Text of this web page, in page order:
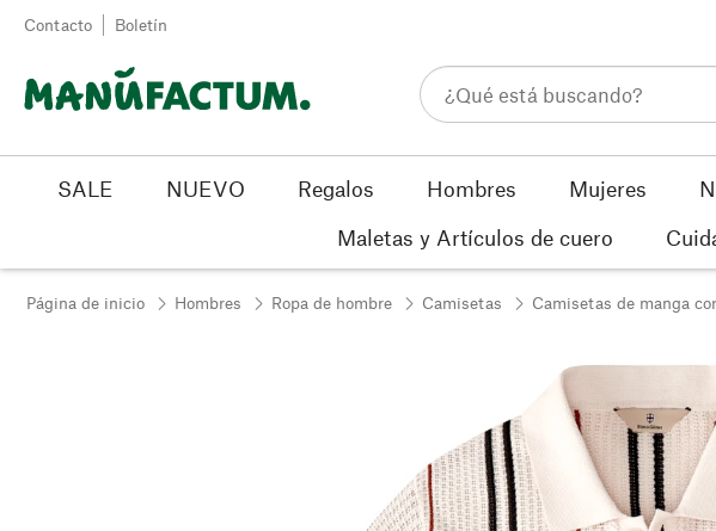
Ir al contenido
Contacto Boletín
SALE NUEVO Regalos Hombres Mujeres
Maletas y Artículos de cuero
Página de inicio Hombres Ropa de hombre Camisetas Camisetas de manga